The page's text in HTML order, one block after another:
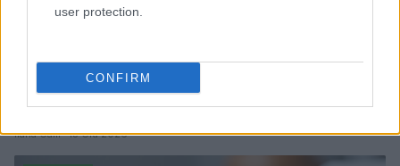
user protection.
CONFIRM
Sanità sarda e transizione verde: tra case della
comunità, industria farmaceutica e tensioni politiche
Ilaria Galli · 15 Giu 2026